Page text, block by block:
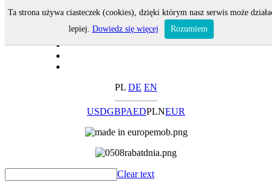
PL DE EN
USDGBPAEDPLNEUR
Clear text
Ta strona używa ciasteczek (cookies), dzięki którym nasz serwis może
lepiej. Dowiedz się więcej Rozumiem